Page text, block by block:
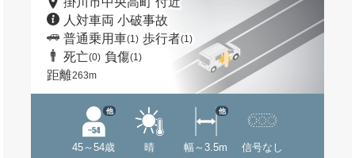
人対車両 小破事故
普通乗用車(1) 歩行者(1)
死亡(0) 負傷(1)
距離263m
45～54歳
他
晴 幅～3.5m
他
信号なし